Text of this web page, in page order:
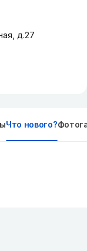
д.27
Что нового?